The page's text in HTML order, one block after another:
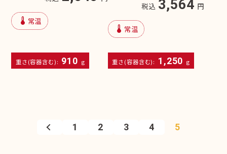
device_thermostat 常温
重さ(容器含む): 910 g
税込 3,564 円
device_thermostat 常温
重さ(容器含む): 1,250 g
1 2 3 4 5